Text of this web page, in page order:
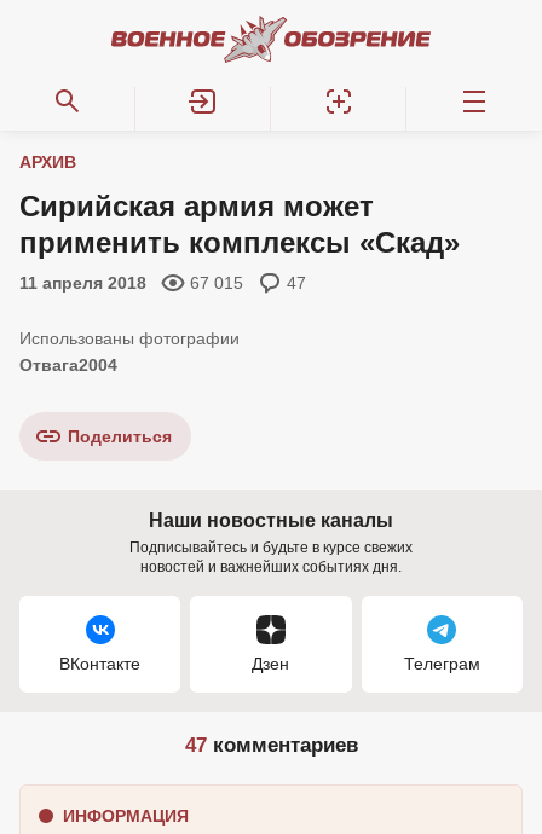
АРХИВ
Сирийская армия может
применить комплексы «Скад»
11 апреля 2018 67 015 47
Отвага2004
Поделиться
Наши новостные каналы
Подписывайтесь и будьте в курсе свежих
новостей и важнейших событиях дня.
ВКонтакте Дзен Телеграм
47комментариев
ИНФОРМАЦИЯ